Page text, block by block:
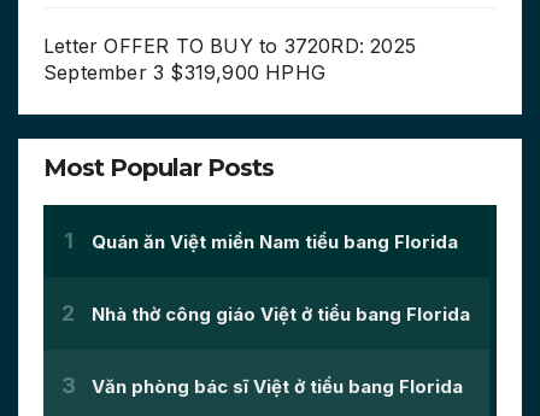
Letter OFFER TO BUY to 3720RD: 2025
September 3 $319,900 HPHG
Most Popular Posts